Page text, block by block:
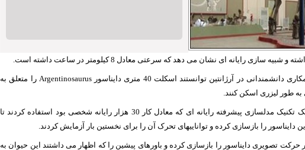
تیم دانشگاه منچستر با همکاری دانشمندانی در آرژانتین توانستند اسکلت 40 متری دایناسور Argentinosaurus را متعلق به
طور لیزری اسکن کنند.
پس از این مرحله آنها از یک تکنیک مدلسازی پیشرفته رایانه ای که معادل کار 30 هزار رایانه شخصی بود استفاده کردند تا
دایناسور را بازسازی کرده و تواناییهای تحرک آن را برای نخستین بار آزمایش کردند.
حرکت تصویری دایناسور را بازسازی کرده و باورهای پیشین را که اظهار می داشتند این حیوان به